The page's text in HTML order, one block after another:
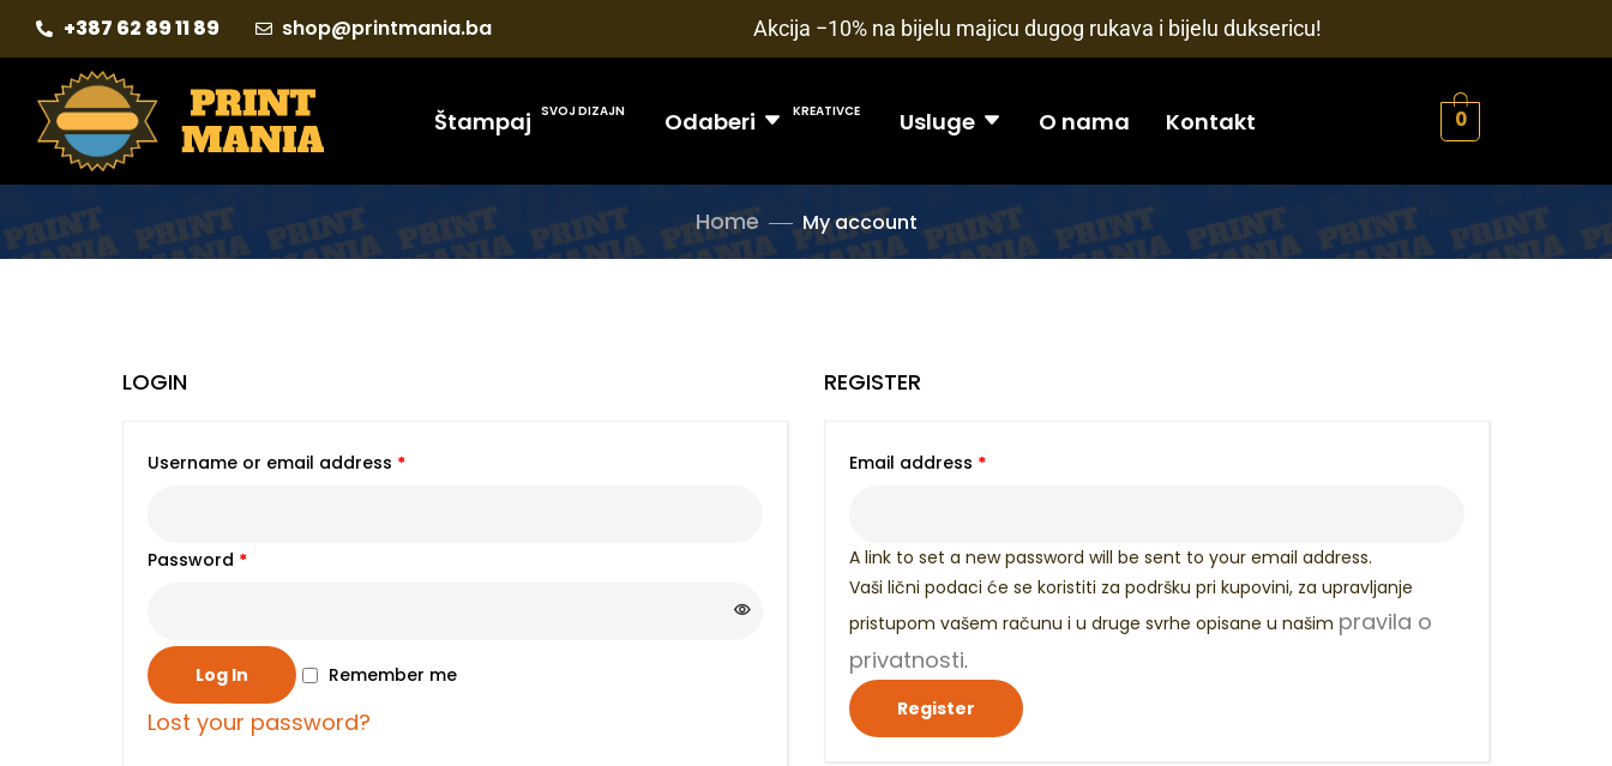
+387 62 89 11 89 shop@printmania.ba Akcija −10% na bijelu majicu dugog rukava i bijelu duksericu!
Štampaj SVOJ DIZAJN Odaberi KREATIVCE Usluge O nama Kontakt 0
Home My account
LOGIN
Username or email address *
Password *
Remember me
Log In
Lost your password?
REGISTER
Email address *
A link to set a new password will be sent to your email address.
Vaši lični podaci će se koristiti za podršku pri kupovini, za upravljanje
pristupom vašem računu i u druge svrhe opisane u našim pravila o
privatnosti.
Register